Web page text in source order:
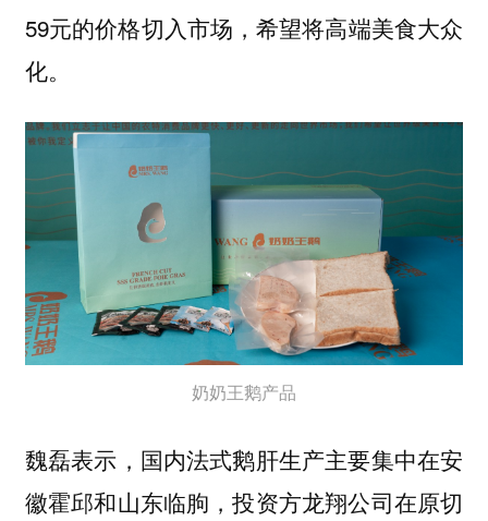
59元的价格切入市场，希望将高端美食大众
化。
奶奶王鹅产品
魏磊表示，国内法式鹅肝生产主要集中在安
徽霍邱和山东临朐，投资方龙翔公司在原切